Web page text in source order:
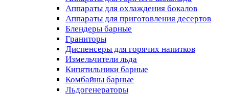
Аппараты для охлаждения бокалов
Аппараты для приготовления десертов
Блендеры барные
Граниторы
Диспенсеры для горячих напитков
Измельчители льда
Кипятильники барные
Комбайны барные
Льдогенераторы